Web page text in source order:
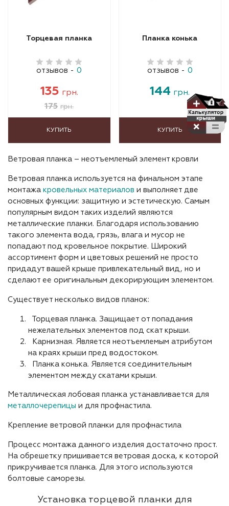
Торцевая планка
отзывов - 0
135 грн.
175 грн.
КУПИТЬ
Планка конька
отзывов - 0
144 грн.
КУПИТЬ
Ветровая планка – неотъемлемый элемент кровли
Ветровая планка используется на финальном этапе
монтажа кровельных материалов и выполняет две
основных функции: защитную и эстетическую. Самым
популярным видом таких изделий являются
металлические планки. Благодаря использованию
такого элемента вода, грязь, влага и мусор не
попадают под кровельное покрытие. Широкий
ассортимент форм и цветовых решений не просто
придадут вашей крыше привлекательный вид, но и
сделают ее оригинальным декорирующим элементом.
Существует несколько видов планок:
Торцевая планка. Защищает от попадания
нежелательных элементов под скат крыши.
Карнизная. Является неотъемлемым атрибутом
на краях крыши пред водостоком.
Планка конька. Является соединительным
элементом между скатами крыши.
Металлическая лобовая планка устанавливается для
металлочерепицы и для профнастила.
Крепление ветровой планки для профнастила
Процесс монтажа данного изделия достаточно прост.
На обрешетку пришивается ветровая доска, к которой
прикручивается планка. Для этого используются
болтовые саморезы.
Установка торцевой планки для